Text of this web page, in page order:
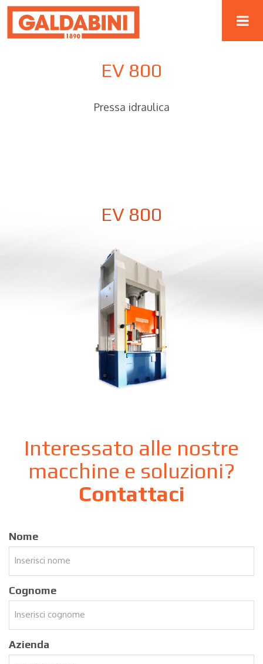
EV 800
Pressa idraulica
EV 800
Interessato alle nostre
macchine e soluzioni?
Contattaci
Nome
Cognome
Azienda